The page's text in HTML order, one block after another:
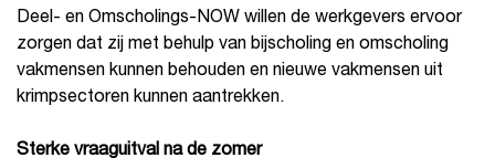
Deel- en Omscholings-NOW willen de werkgevers ervoor
zorgen dat zij met behulp van bijscholing en omscholing
vakmensen kunnen behouden en nieuwe vakmensen uit
krimpsectoren kunnen aantrekken.
Sterke vraaguitval na de zomer